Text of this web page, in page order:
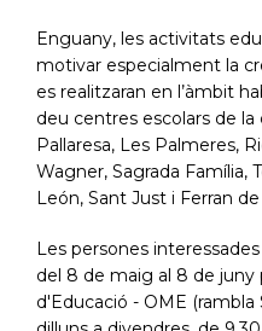
Enguany, les activitats
motivar especialment la
es realitzaran en l’àmbit
deu centres escolars de
Pallaresa, Les Palmeres,
Wagner, Sagrada Família,
León, Sant Just i Ferran de
Les persones
del 8 de maig al 8 de juny
d'Educació - OME (rambla